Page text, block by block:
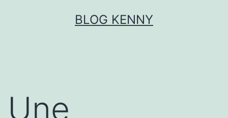
BLOG KENNY
Une